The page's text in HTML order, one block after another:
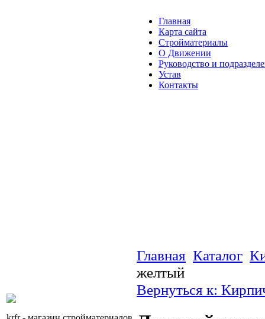
Главная
Карта сайта
Стройматериалы
О Движении
Руководство и
Устав
Контакты
Главная Каталог
желтый
Вернуться к: